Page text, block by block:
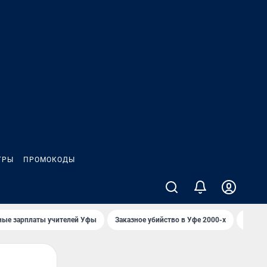
ПРОМОКОДЫ
зарплаты учителей Уфы Заказное убийство в Уфе 2000-х